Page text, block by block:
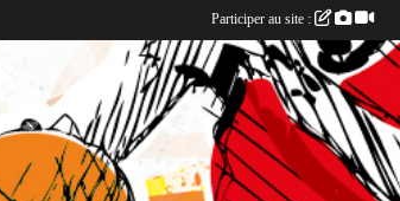
Participer au site :